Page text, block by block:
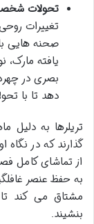
تحولات
تغییرات
صحنه هایی
یافته مارک،
بصری در
دهد تا با
تریلرها به
گذارند که در
از تماشای کامل
به حفظ عنصر
مشتاق می کند
بنشیند.